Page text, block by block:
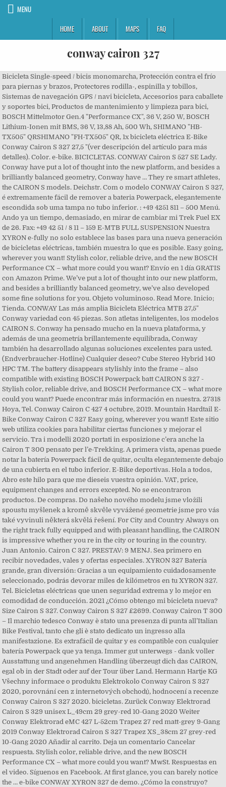
MENU
HOME
ABOUT MAPS FAQ
conway cairon 327
Bicicleta Single-speed / bicis monomarcha, Protección contra el frío
para piernas y brazos, Protectores rodilla-, espinilla y tobillos,
Sistemas de navegación GPS / navi bicicleta, Accesorios para caballete
y soportes bici, Productos de mantenimiento y limpieza para bici,
BOSCH Mittelmotor Gen.4 "Performance CX", 36 V, 250 W, BOSCH
Lithium-Ionen mit BMS, 36 V, 13,88 Ah, 500 Wh, SHIMANO "HB-
TX505" QRSHIMANO "FH-TX505" QR, 1x bicicleta eléctrica E-Bike
Conway Cairon S 327 27,5 "(ver descripción del artículo para más
detalles). Color. e-bike. BICICLETAS. CONWAY Cairon S 527 SE Lady.
Conway have put a lot of thought into the new platform, and besides a
brilliantly balanced geometry, Conway have … They re smart athletes,
the CAIRON S models. Deichstr. Com o modelo CONWAY Cairon S 327,
é extremamente fácil de remover a bateria Powerpack, elegantemente
escondida sob uma tampa no tubo inferior. : +49 4251 811 – 500 Menú.
Ando ya un tiempo, demasiado, en mirar de cambiar mi Trek Fuel EX
de 26. Fax: +49 42 51 / 8 11 – 159 E-MTB FULL SUSPENSION Nuestra
XYRON e-fully no solo establece las bases para una nueva generación
de bicicletas eléctricas, también muestra lo que es posible. Easy going,
wherever you want! Stylish color, reliable drive, and the new BOSCH
Performance CX – what more could you want? Envío en 1 día GRATIS
con Amazon Prime. We’ve put a lot of thought into our new platform,
and besides a brilliantly balanced geometry, we’ve also developed
some fine solutions for you. Objeto voluminoso. Read More. Inicio;
Tienda. CONWAY Las más amplia Bicicleta Eléctrica MTB 27,5"
Conway variedad con 45 piezas. Son atletas inteligentes, los modelos
CAIRON S. Conway ha pensado mucho en la nueva plataforma, y
además de una geometría brillantemente equilibrada, Conway
también ha desarrollado algunas soluciones excelentes para usted.
(Endverbraucher-Hotline) Cualquier deseo? Cube Stereo Hybrid 140
HPC TM. The battery disappears stylishly into the frame – also
compatible with existing BOSCH Powerpack batt CAIRON S 327 -
Stylish color, reliable drive, and BOSCH Performance CX – what more
could you want? Puede encontrar más información en nuestra. 27318
Hoya, Tel. Conway Cairon C 427 4 octubre, 2019. Mountain Hardtail E-
Bike Conway Cairon C 327 Easy going, wherever you want! Este sitio
web utiliza cookies para habilitar ciertas funciones y mejorar el
servicio. Tra i modelli 2020 portati in esposizione c’era anche la
Cairon T 300 pensato per l’e-Trekking. A primera vista, apenas puede
notar la batería Powerpack fácil de quitar, oculta elegantemente debajo
de una cubierta en el tubo inferior. E-Bike deportivas. Hola a todos,
Abro este hilo para que me dieseis vuestra opinión. VAT, price,
equipment changes and errors excepted. No se encontraron
productos. De compras. Do našeho nového modelu jsme vložili
spoustu myšlenek a kromě skvěle vyvážené geometrie jsme pro vás
také vyvinuli některá skvělá řešení. For City and Country Always on
the right track fully equipped and with pleasant handling, the CAIRON
is impressive whether you re in the city or touring in the country.
Juan Antonio. Cairon C 327. PRESTAV: 9 MENJ. Sea primero en
recibir novedades, vales y ofertas especiales. XYRON 327 Batería
grande, gran diversión: Gracias a un equipamiento cuidadosamente
seleccionado, podrás devorar miles de kilómetros en tu XYRON 327.
Tel. Bicicletas eléctricas que unen seguridad extrema y lo mejor en
comodidad de conducción. 2021 ¿Cómo obtengo mi bicicleta nueva?
Size Cairon S 327. Conway Cairon S 327 £2699. Conway Cairon T 300
– Il marchio tedesco Conway è stato una presenza di punta all’Italian
Bike Festival, tanto che gli è stato dedicato un ingresso alla
manifestazione. Es extrafácil de quitar y es compatible con cualquier
batería Powerpack que ya tenga. Immer gut unterwegs - dank voller
Ausstattung und angenehmen Handling überzeugt dich das CAIRON,
egal ob in der Stadt oder auf der Tour über Land. Hermann Hartje KG
Všechny informace o produktu Elektrokolo Conway Cairon S 327
2020, porovnání cen z internetových obchodů, hodnocení a recenze
Conway Cairon S 327 2020. bicicletas. Zurück Conway Elektrorad
Cairon S 329 unisex L_49cm 29 grey-red 10-Gang 2020 Weiter
Conway Elektrorad eMC 427 L-52cm Trapez 27 red matt-grey 9-Gang
2019 Conway Elektrorad Cairon S 327 Trapez XS_38cm 27 grey-red
10-Gang 2020 Añadir al carrito. Deja un comentario Cancelar
respuesta. Stylish color, reliable drive, and the new BOSCH
Performance CX – what more could you want? MwSt. Respuestas en
el video. Síguenos en Facebook. At first glance, you can barely notice
the … e-bike CONWAY XYRON 327 de demo. ¿Cómo la construyo?